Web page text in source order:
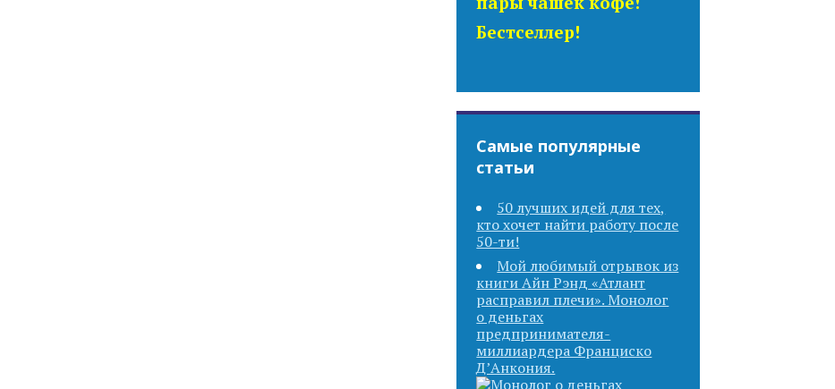
Бестселлер!
Самые популярные
статьи
50 лучших идей для тех,
кто хочет найти работу после
50-ти!
Мой любимый отрывок из
книги Айн Рэнд «Атлант
расправил плечи». Монолог
о деньгах
предпринимателя-
миллиардера Франциско
Д’Анкония.